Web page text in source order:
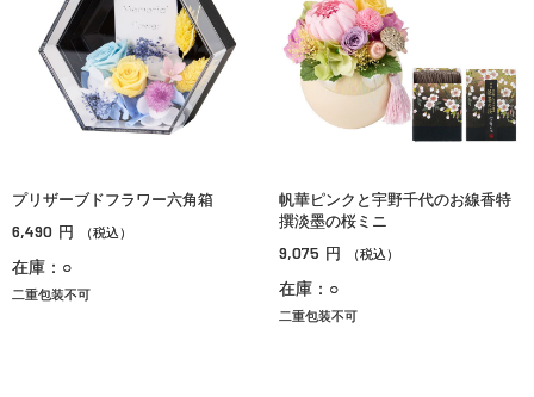
プリザーブドフラワー六角箱
6,490 円 （税込）
在庫：○
二重包装不可
帆華ピンクと宇野千代のお線香特
撰淡墨の桜ミニ
9,075 円 （税込）
在庫：○
二重包装不可